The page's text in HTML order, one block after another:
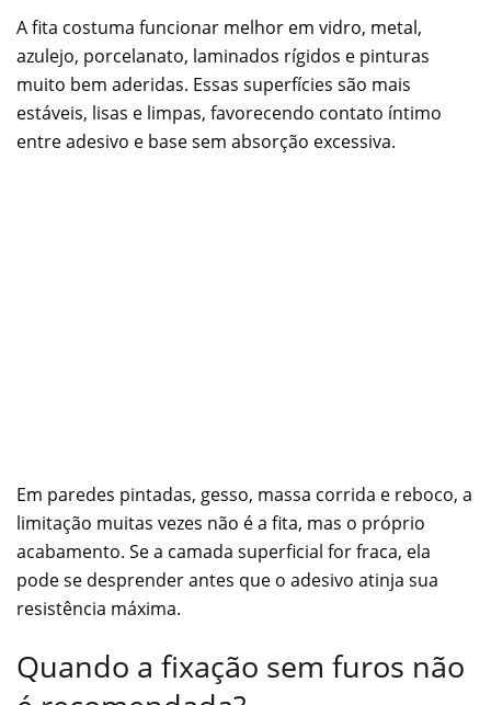
A fita costuma funcionar melhor em vidro, metal,
azulejo, porcelanato, laminados rígidos e pinturas
muito bem aderidas. Essas superfícies são mais
estáveis, lisas e limpas, favorecendo contato íntimo
entre adesivo e base sem absorção excessiva.
Em paredes pintadas, gesso, massa corrida e reboco, a
limitação muitas vezes não é a fita, mas o próprio
acabamento. Se a camada superficial for fraca, ela
pode se desprender antes que o adesivo atinja sua
resistência máxima.
Quando a fixação sem furos não